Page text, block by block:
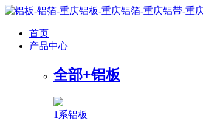
首页
产品中心
全部+铝板
1系铝板